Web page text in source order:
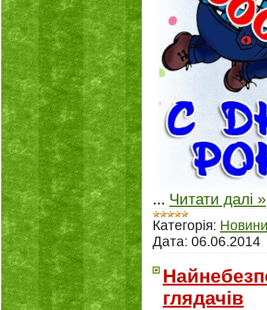
... Читати далі »
Категорія:
Дата: 06.06.2014
глядачів